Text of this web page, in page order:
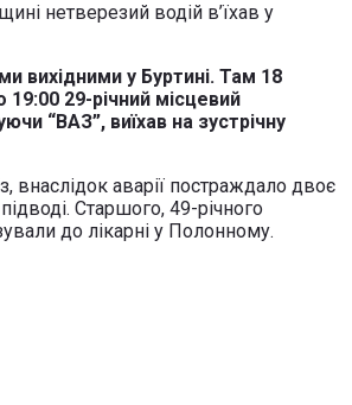
вихідними у Буртині. Там 18
29-річний місцевий
“ВАЗ”, виїхав на зустрічну
внаслідок аварії постраждало двоє
Старшого, 49-річного
до лікарні у Полонному.